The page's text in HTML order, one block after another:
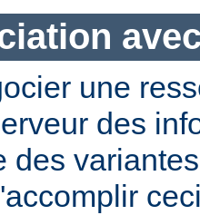
une
des
des